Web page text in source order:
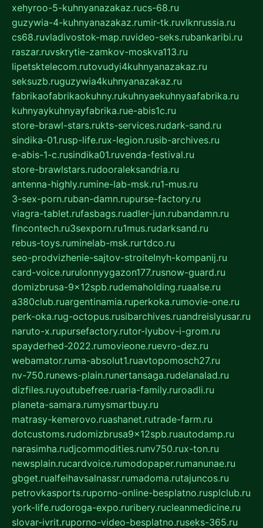
xehyroo-5-kuhnyanazakaz.rucs-68.ru
guzywia-4-kuhnyanazakaz.rumir-tk.ruvlknrussia.ru
cs68.ruvladivostok-map.ruvideo-seks.rubankaribi.ru
raszar.ruvskrytie-zamkov-moskva113.ru
lipetsktelecom.rutovudyi4kuhnyanazakaz.ru
seksuzb.ruguzywia4kuhnyanazakaz.ru
fabrikaofabrikaokuhny.rukuhnyaekuhnyaafabrika.ru
kuhnyaykuhnyayfabrika.rue-abis1c.ru
store-brawl-stars.rukts-services.rudark-sand.ru
sindika-01.rusp-life.rux-legion.rusib-archives.ru
e-abis-1-c.rusindika01.ruvenda-festival.ru
store-brawlstars.rudooraleksandria.ru
antenna-highly.rumine-lab-msk.ru1-mus.ru
3-sex-porn.ruban-damn.rupurse-factory.ru
viagra-tablet.rufasbags.ruadler-jun.rubandamn.ru
fincontech.ru3sexporn.ru1mus.rudarksand.ru
rebus-toys.ruminelab-msk.rurtdco.ru
seo-prodvizhenie-sajtov-stroitelnyh-kompanij.ru
card-voice.rurulonnyygazon177.rusnow-guard.ru
domizbrusa-9x12spb.rudemaholding.ruaalse.ru
a380club.ruargentinamia.ruperkoka.rumovie-one.ru
perk-oka.rug-octopus.rusibarchives.ruandreislyusar.ru
naruto-x.rupursefactory.rutor-lyubov-i-grom.ru
spayderhed-2022.rumovieone.ruevro-dez.ru
webamator.ruma-absolut1.ruavtopomosch27.ru
nv-750.runews-plain.runertansaga.rudelanalad.ru
dizfiles.ruyoutubefree.ruaria-family.ruroadli.ru
planeta-samara.rumysmartbuy.ru
matrasy-kemerovo.ruashanet.rutrade-farm.ru
dotcustoms.rudomizbrusa9x12spb.ruautodamp.ru
narasimha.rudjcommodities.runv750.rux-ton.ru
newsplain.rucardvoice.rumodopaper.rumanunae.ru
gbget.rualfeihavsalnassr.rumadoma.rutajuncos.ru
petrovkasports.ruporno-online-besplatno.rusplclub.ru
york-life.rudoroga-expo.ruribery.rucleanmedicine.ru
slovar-ivrit.ruporno-video-besplatno.ruseks-365.ru